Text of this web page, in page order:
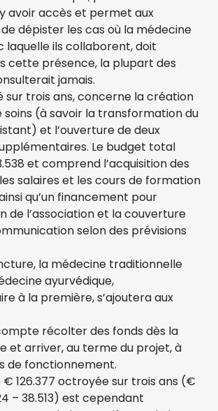
avoir accès et permet aux
dépister les cas où la médecine
laquelle ils collaborent, doit
cette présence, la plupart des
jamais.
sur trois ans, concerne la création
soins (à savoir la transformation du
et l’ouverture de deux
Le budget total
et comprend l’acquisition des
salaires et les cours de formation
qu’un financement pour
de l’association et la couverture
selon des prévisions
la médecine traditionnelle
ayurvédique,
à la première, s’ajoutera aux
récolter des fonds dès la
et arriver, au terme du projet, à
de fonctionnement.
€ 126.377 octroyée sur trois ans (€
– 38.513) est cependant